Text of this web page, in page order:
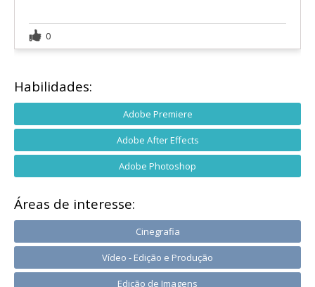
0
Habilidades:
Adobe Premiere
Adobe After Effects
Adobe Photoshop
Áreas de interesse:
Cinegrafia
Vídeo - Edição e Produção
Edição de Imagens